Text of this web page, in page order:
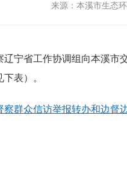
来源：本溪市生态
辽宁省工作协调组向本溪
表）。
察群众信访举报转办和边督